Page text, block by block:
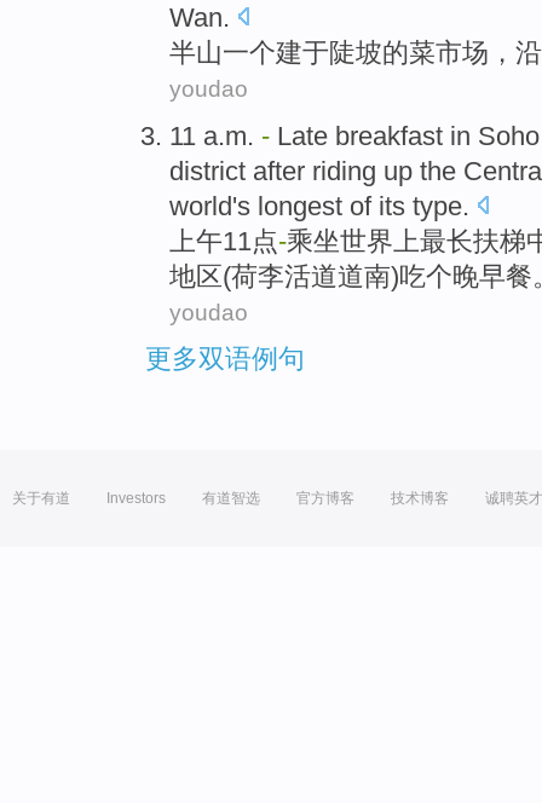
Wan.
半山一个建于陡坡的菜市场，
youdao
11 a.m. - Late breakfast in Soho
district after riding up the
world's longest of its type.
上午11点-乘坐世界 上最长扶梯
地区(荷李活道道南)吃个晚早餐
youdao
更多双语例句
关于有道 Investors 有道智选 官方博客 技术博客 诚聘英才